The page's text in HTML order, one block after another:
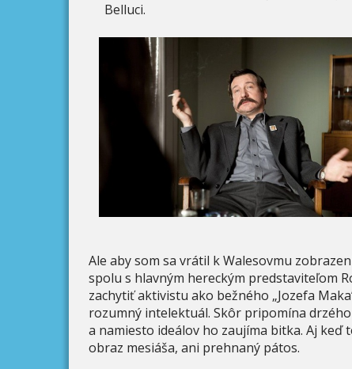
Belluci.
Ale aby som sa vrátil k Walesovmu
spolu s hlavným hereckým predstaviteľom
zachytiť aktivistu ako bežného „Jozefa
rozumný intelektuál. Skôr pripomína
a namiesto ideálov ho zaujíma bitka. Aj keď
obraz mesiáša, ani prehnaný pátos.